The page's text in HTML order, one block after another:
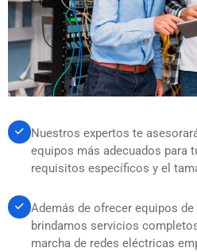
Nuestros expertos te
equipos más adecuados para
requisitos específicos y el
Además de ofrecer equipos
brindamos servicios
marcha de redes eléctricas